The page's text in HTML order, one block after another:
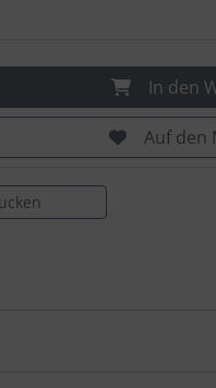
In den
Auf den